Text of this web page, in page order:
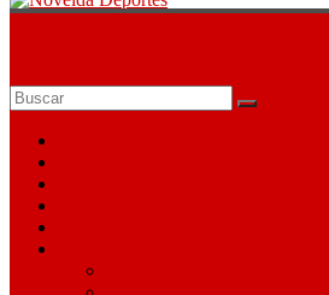
Pasión
nuestro
deporte